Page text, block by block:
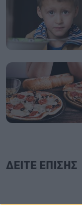
ΔΕΙΤΕ ΕΠΙΣΗΣ